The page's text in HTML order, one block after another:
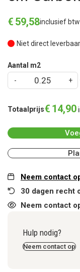
€ 59,58inclusief btw
Niet direct leverbaar
Aantal m2
Totaalprijs€ 14,90
Neem contact
30 dagen recht
Neem contact
Hulp nodig?
Neem contact op